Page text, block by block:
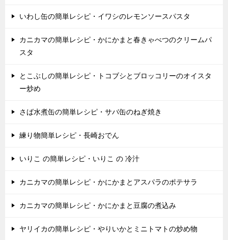
いわし缶の簡単レシピ・イワシのレモンソースパスタ
カニカマの簡単レシピ・かにかまと春きゃべつのクリームパ
スタ
とこぶしの簡単レシピ・トコブシとブロッコリーのオイスタ
ー炒め
さば水煮缶の簡単レシピ・サバ缶のねぎ焼き
練り物簡単レシピ・長崎おでん
いりこ の簡単レシピ・いりこ の 冷汁
カニカマの簡単レシピ・かにかまとアスパラのポテサラ
カニカマの簡単レシピ・かにかまと豆腐の煮込み
ヤリイカの簡単レシピ・やりいかとミニトマトの炒め物